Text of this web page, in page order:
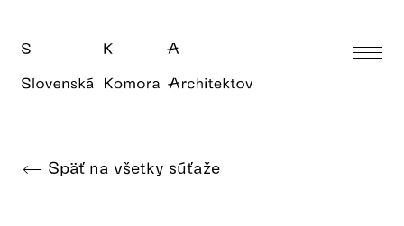
Späť na všetky súťaže